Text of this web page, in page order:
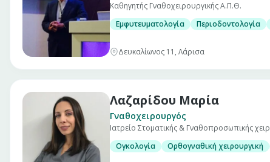
Καθηγητής Γναθοχειρουργικής Α.Π.Θ.
Εμφυτευματολογία
Περιοδοντολογία
Δευκαλίωνος 11, Λάρισα
Λαζαρίδου Μαρία
Γναθοχειρουργός
Ιατρείο Στοματικής & Γναθοπροσωπικής
Ογκολογία
Ορθογναθική χειρουργική